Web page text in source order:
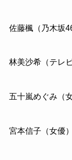
佐藤楓（乃木坂
林美沙希（テレ
五十嵐めぐみ（女
宮本信子（女優）